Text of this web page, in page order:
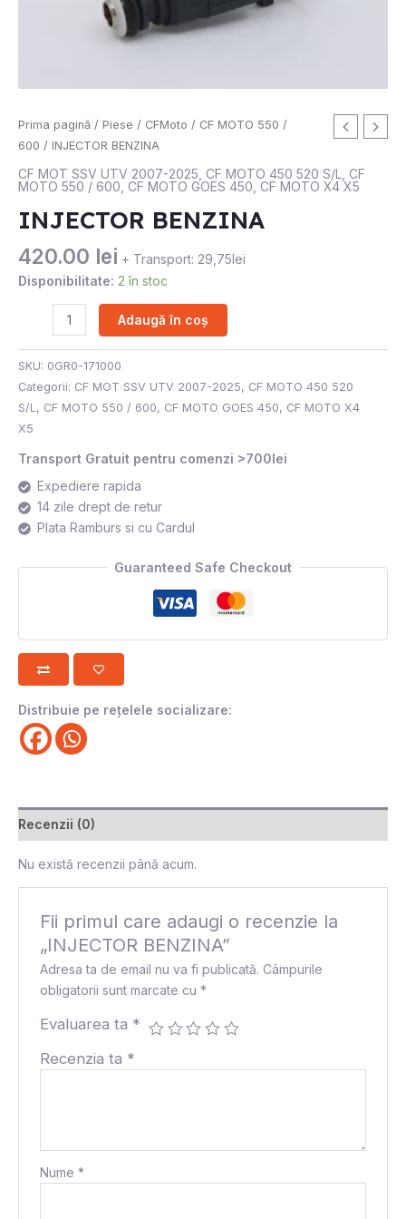
Prima pagină / Piese / CFMoto / CF MOTO 550 /
600 / INJECTOR BENZINA
CF MOT SSV UTV 2007-2025 CF MOTO 450 520 S/L
CF
MOTO 550 / 600 CF MOTO GOES 450 CF MOTO X4 X5
INJECTOR BENZINA
420.00 lei + Transport: 29,75lei
Disponibilitate: 2 în stoc
Cantitate
INJECTOR
BENZINA
Adaugă în coș
SKU: 0GR0-171000
Categorii: CF MOT SSV UTV 2007-2025, CF MOTO 450 520
S/L, CF MOTO 550 / 600, CF MOTO GOES 450, CF MOTO X4
X5
Transport Gratuit pentru comenzi >700lei
Expediere rapida
14 zile drept de retur
Plata Ramburs si cu Cardul
Guaranteed Safe Checkout
Distribuie pe rețelele socializare:
Recenzii (0)
Nu există recenzii până acum.
Fii primul care adaugi o recenzie la
„INJECTOR BENZINA”
Adresa ta de email nu va fi publicată. Câmpurile
obligatorii sunt marcate cu*
Evaluarea ta *
Recenzia ta *
Nume*